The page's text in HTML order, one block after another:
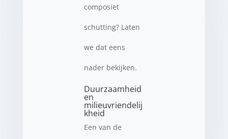
composiet
schutting? Laten
we dat eens
nader bekijken.
Duurzaamheid
en
milieuvriendelij
kheid
Een van de